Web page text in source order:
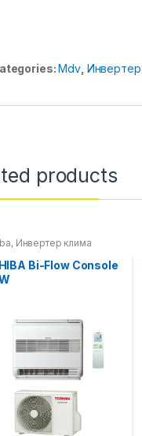
Mdv,
products
, Инвертер клима
Клима уреди
Bi-Flow Console